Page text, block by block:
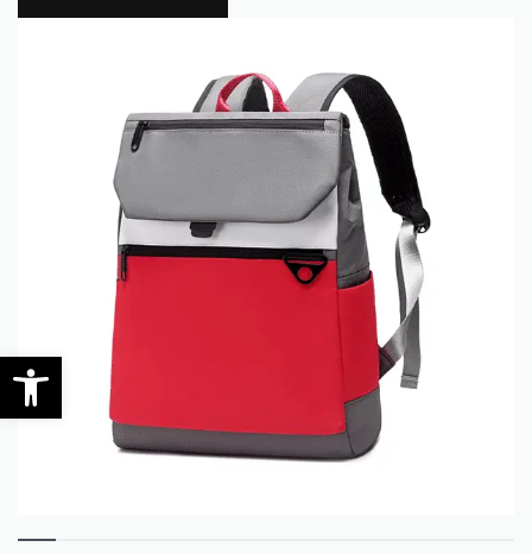
Werkzeugleiste öffnen